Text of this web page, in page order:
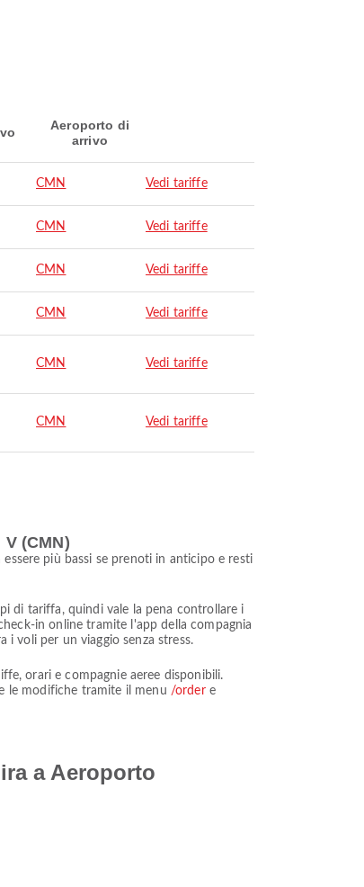
Aeroporto di
arrivo
CMN Vedi tariffe
CMN Vedi tariffe
CMN Vedi tariffe
CMN Vedi tariffe
CMN Vedi tariffe
CMN Vedi tariffe
(CMN)
più bassi se prenoti in anticipo e resti
di tariffa, quindi vale la pena controllare i
in online tramite l'app della compagnia
i voli per un viaggio senza stress.
orari e compagnie aeree disponibili.
le modifiche tramite il menu /ordere
a Aeroporto